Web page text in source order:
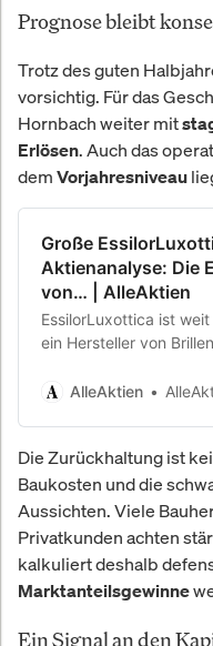
Prognose bleibt
Trotz des guten
vorsichtig. Für das
Hornbach weiter mit
Erlösen. Auch das
dem Vorjahresniveau
Große
Aktienanalyse: Die
von… | AlleAktien
EssilorLuxottica ist
ein Hersteller von
technologische
AlleAktien
Die Zurückhaltung ist
Baukosten und die
Aussichten. Viele
Privatkunden achten
kalkuliert deshalb
Marktanteilsgewinne
Ein Signal an den